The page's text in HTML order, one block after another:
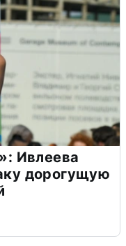
Ивлеева
дорогущую